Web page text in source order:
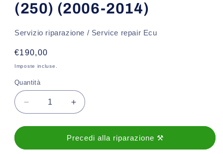
(250) (2006-2014)
Servizio riparazione / Service repair Ecu
Prezzo
di
€190,00
Imposte incluse.
Quantità
Diminuisci
quantità
per
quadro
Aumenta
quantità
per
Revisione
quadro
Precedi alla riparazione ⚒️